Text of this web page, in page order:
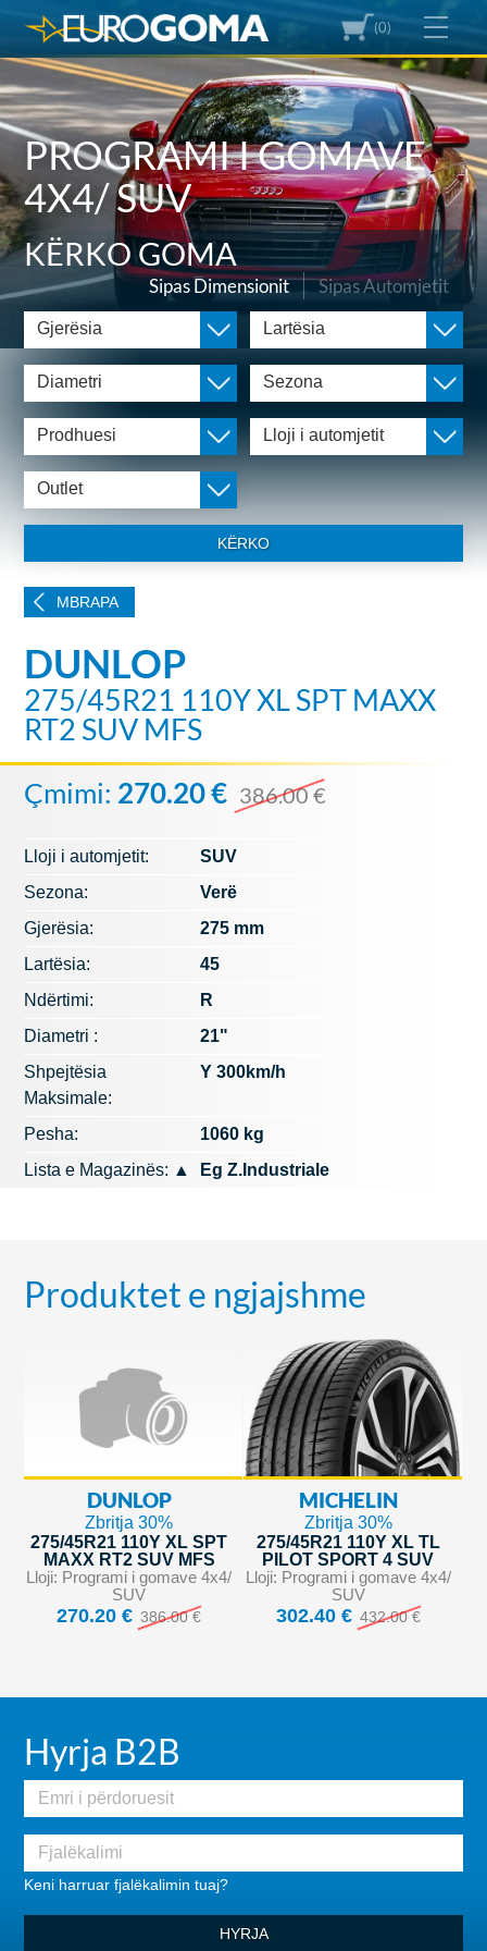
(0)
PROGRAMI I GOMAVE
4X4/ SUV
KËRKO GOMA
Sipas Dimensionit Sipas Automjetit
Gjerësia Lartësia
Diametri Sezona
Prodhuesi Lloji i automjetit
Outlet
KËRKO
MBRAPA
DUNLOP
275/45R21 110Y XL SPT MAXX
RT2 SUV MFS
Çmimi: 270.20 € 386.00 €
Lloji i automjetit:
SUV
Sezona:
Verë
Gjerësia:
275 mm
Lartësia:
45
Ndërtimi:
R
Diametri :
21"
Shpejtësia
Maksimale:
Y 300km/h
Pesha:
1060 kg
Lista e Magazinës: ▲ Eg Z.Industriale
Produktet e ngjajshme
DUNLOP
Zbritja 30%
275/45R21 110Y XL SPT
MAXX RT2 SUV MFS
Lloji: Programi i gomave 4x4/
SUV
270.20 € 386.00 €
MICHELIN
Zbritja 30%
275/45R21 110Y XL TL
PILOT SPORT 4 SUV
Lloji: Programi i gomave 4x4/
SUV
302.40 € 432.00 €
Hyrja B2B
Keni harruar fjalëkalimin tuaj?
HYRJA